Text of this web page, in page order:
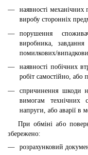
наявності
виробу сторонніх
порушення
виробника,
помилкових/
наявності побічних
робіт самостійно, або
спричинення шкоди
вимогам технічних
напруги, або аварії в
При обміні або
збережено:
розрахунковий